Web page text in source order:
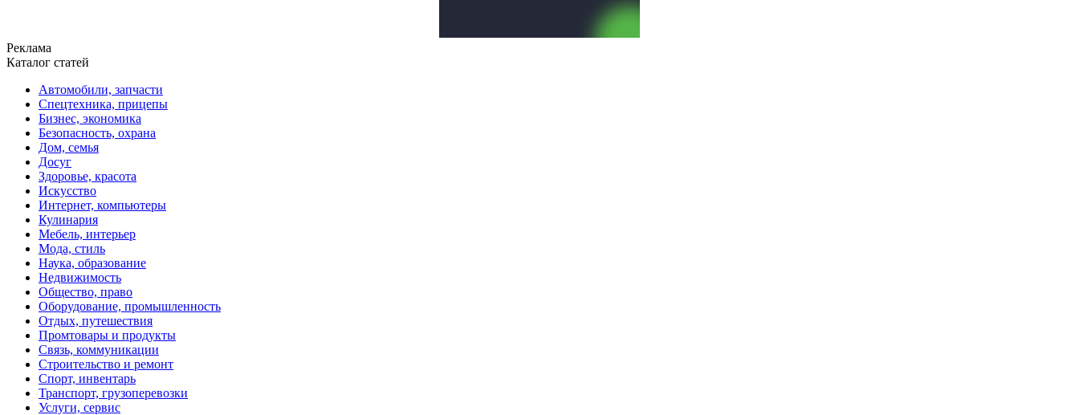
Реклама
Каталог статей
Автомобили, запчасти
Спецтехника, прицепы
Бизнес, экономика
Безопасность, охрана
Дом, семья
Досуг
Здоровье, красота
Искусство
Интернет, компьютеры
Кулинария
Мебель, интерьер
Мода, стиль
Наука, образование
Недвижимость
Общество, право
Оборудование, промышленность
Отдых, путешествия
Промтовары и продукты
Связь, коммуникации
Строительство и ремонт
Cпорт, инвентарь
Транспорт, грузоперевозки
Услуги, сервис